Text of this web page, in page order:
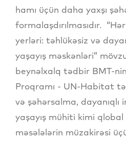
hamı üçün daha yaxşı
formalaşdırılmasıdır.
yerləri: təhlükəsiz və
yaşayış məskənləri”
beynəlxalq tədbir BMT-
Proqramı - UN-Habitat
və şəhərsalma, dayanıqlı
yaşayış mühiti kimi
məsələlərin müzakirəsi